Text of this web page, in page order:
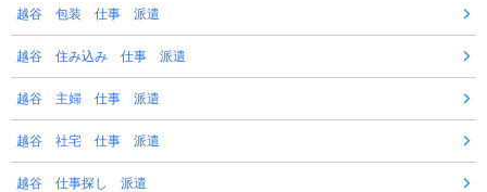
越谷 包装 仕事 派遣
越谷 住み込み 仕事 派遣
越谷 主婦 仕事 派遣
越谷 社宅 仕事 派遣
越谷 仕事探し 派遣